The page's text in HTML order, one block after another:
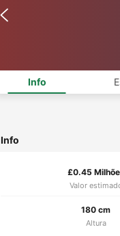
Info
Info
£0.45
Valor
180 cm
Altura